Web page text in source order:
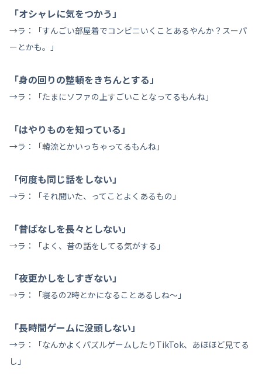
「オシャレに気をつかう」
→ラ：「すんごい部屋着でコンビニいくことあるやんか？スーパ
ーとかも。」
「身の回りの整頓をきちんとする」
→ラ：「たまにソファの上すごいことなってるもんね」
「はやりものを知っている」
→ラ：「韓流とかいっちゃってるもんね」
「何度も同じ話をしない」
→ラ：「それ聞いた、ってことよくあるもの」
「昔ばなしを長々としない」
→ラ：「よく、昔の話をしてる気がする」
「夜更かしをしすぎない」
→ラ：「寝るの2時とかになることあるしね～」
「長時間ゲームに没頭しない」
→ラ：「なんかよくパズルゲームしたりTikTok、あほほど見てる
し」